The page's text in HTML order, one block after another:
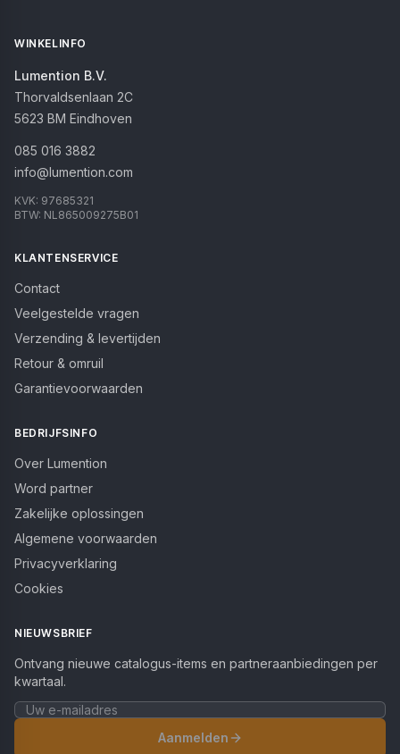
WINKELINFO
Lumention B.V.
Thorvaldsenlaan 2C
5623 BM Eindhoven
085 016 3882
info@lumention.com
KVK: 97685321
BTW: NL865009275B01
KLANTENSERVICE
Contact
Veelgestelde vragen
Verzending & levertijden
Retour & omruil
Garantievoorwaarden
BEDRIJFSINFO
Over Lumention
Word partner
Zakelijke oplossingen
Algemene voorwaarden
Privacyverklaring
Cookies
NIEUWSBRIEF
Ontvang nieuwe catalogus-items en partneraanbiedingen per
kwartaal.
Aanmelden